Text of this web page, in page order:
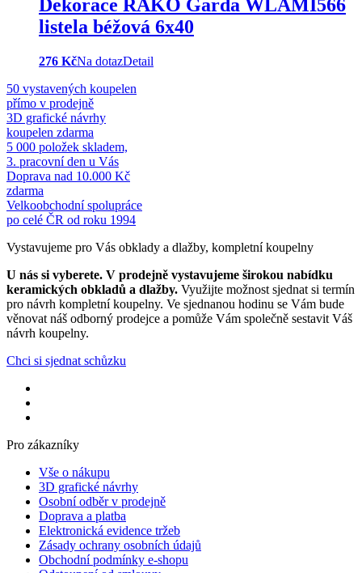
Dekorace RAKO Garda WLAMI566
listela béžová 6x40
276 KčNa dotazDetail
50 vystavených koupelen
přímo v prodejně
3D grafické návrhy
koupelen zdarma
5 000 položek skladem,
3. pracovní den u Vás
Doprava nad 10.000 Kč
zdarma
Velkoobchodní spolupráce
po celé ČR od roku 1994
Vystavujeme pro Vás obklady a dlažby, kompletní koupelny
U nás si vyberete. V prodejně vystavujeme širokou nabídku
keramických obkladů a dlažby. Využijte možnost sjednat si termín
pro návrh kompletní koupelny. Ve sjednanou hodinu se Vám bude
věnovat náš odborný prodejce a pomůže Vám společně sestavit Váš
návrh koupelny.
Chci si sjednat schůzku
Pro zákazníky
Vše o nákupu
3D grafické návrhy
Osobní odběr v prodejně
Doprava a platba
Elektronická evidence tržeb
Zásady ochrany osobních údajů
Obchodní podmínky e-shopu